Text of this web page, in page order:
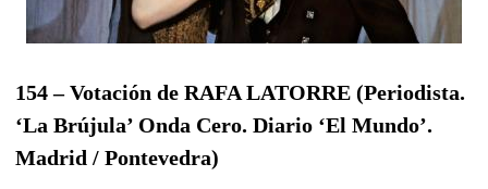
154 – Votación de RAFA LATORRE (Periodista.
‘La Brújula’ Onda Cero. Diario ‘El Mundo’.
Madrid / Pontevedra)